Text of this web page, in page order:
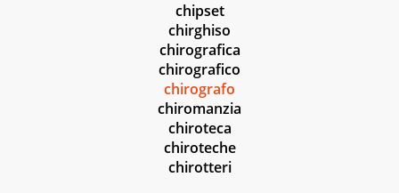
chipset
chirghiso
chirografica
chirografico
chirografo
chiromanzia
chiroteca
chiroteche
chirotteri